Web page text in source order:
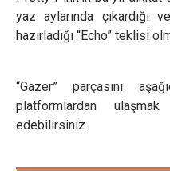
yaz aylarında çıkardığı
hazırladığı “Echo” teklisi
“Gazer” parçasını
platformlardan
edebilirsiniz.